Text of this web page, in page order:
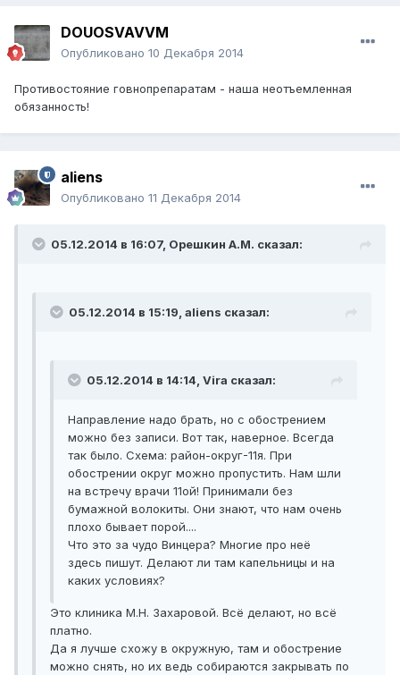
DOUOSVAVVM
Опубликовано 10 Декабря 2014
Противостояние говнопрепаратам - наша неотъемленная
обязанность!
aliens
Опубликовано 11 Декабря 2014
05.12.2014 в 16:07, Орешкин А.М. сказал:
05.12.2014 в 15:19, aliens сказал:
05.12.2014 в 14:14, Vira сказал:
Направление надо брать, но с обострением
можно без записи. Вот так, наверное. Всегда
так было. Схема: район-округ-11я. При
обострении округ можно пропустить. Нам шли
на встречу врачи 11ой! Принимали без
бумажной волокиты. Они знают, что нам очень
плохо бывает порой....
Что это за чудо Винцера? Многие про неё
здесь пишут. Делают ли там капельницы и на
каких условиях?
Это клиника М.Н. Захаровой. Всё делают, но всё
платно.
Да я лучше схожу в окружную, там и обострение
можно снять, но их ведь собираются закрывать по